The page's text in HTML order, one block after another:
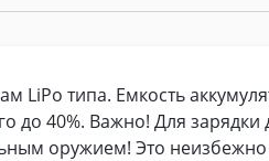
LiPo типа. Емкость
до 40%. Важно! Для зарядки
оружием! Это